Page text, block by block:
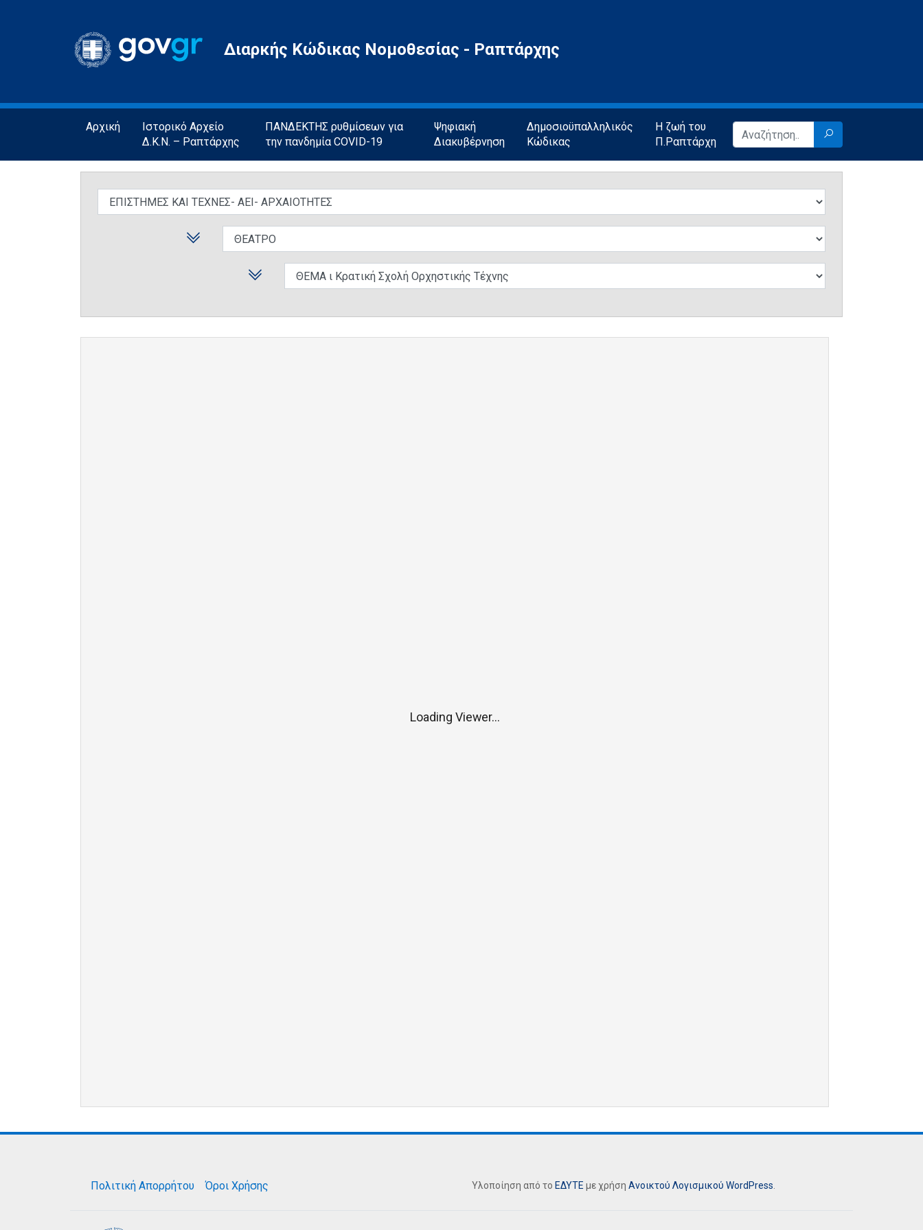
Gov.gr
Διαρκής Κώδικας Νομοθεσίας - Ραπτάρχης
Αρχική
Ιστορικό Αρχείο
Δ.Κ.Ν. – Ραπτάρχης
ΠΑΝΔΕΚΤΗΣ ρυθμίσεων για
την πανδημία COVID-19
Ψηφιακή
Διακυβέρνηση
Δημοσιοϋπαλληλικός
Κώδικας
Η ζωή του
Π.Ραπτάρχη
Loading Viewer...
Πολιτική Απορρήτου Όροι Χρήσης Υλοποίηση από το ΕΔΥΤΕ με χρήση Ανοικτού Λογισμικού WordPress